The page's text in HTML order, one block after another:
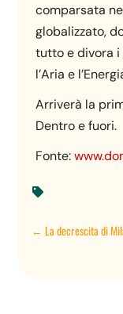
comparsata
globalizzato,
tutto e divora i
l’Aria e
Arriverà la
Dentro e fuori.
Fonte:

←La decrescita di